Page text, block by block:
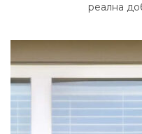
реална